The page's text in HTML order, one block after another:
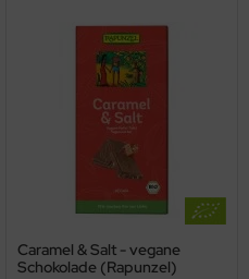
Caramel & Salt - vegane
Schokolade (Rapunzel)